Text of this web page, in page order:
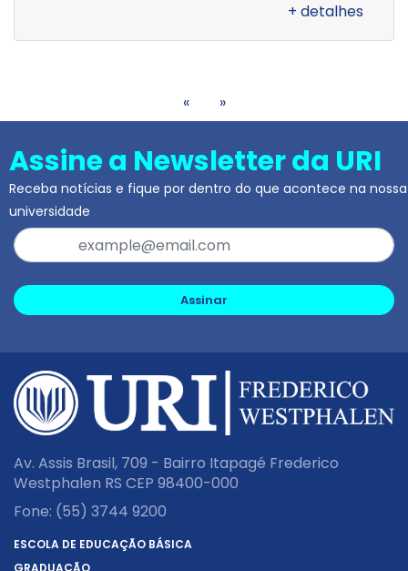
+ detalhes
« »
Assine a Newsletter da URI
Receba notícias e fique por dentro do que acontece na nossa
universidade
Assinar
Av. Assis Brasil, 709 - Bairro Itapagé Frederico
Westphalen RS CEP 98400-000
Fone: (55) 3744 9200
ESCOLA DE EDUCAÇÃO BÁSICA
GRADUAÇÃO